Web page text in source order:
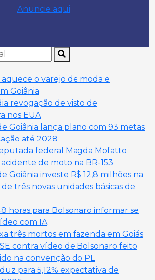
Anuncie aqui
aquece o varejo de moda e
Goiânia
revogação de visto de
nos EUA
Goiânia lança plano com 93 metas
até 2028
federal Magda Mofatto
de moto na BR-153
Goiânia investe R$ 12,8 milhões na
três novas unidades básicas de
horas para Bolsonaro informar se
com IA
três mortos em fazenda em Goiás
contra vídeo de Bolsonaro feito
na convenção do PL
para 5,12% expectativa de